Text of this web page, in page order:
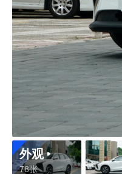
外观
78张